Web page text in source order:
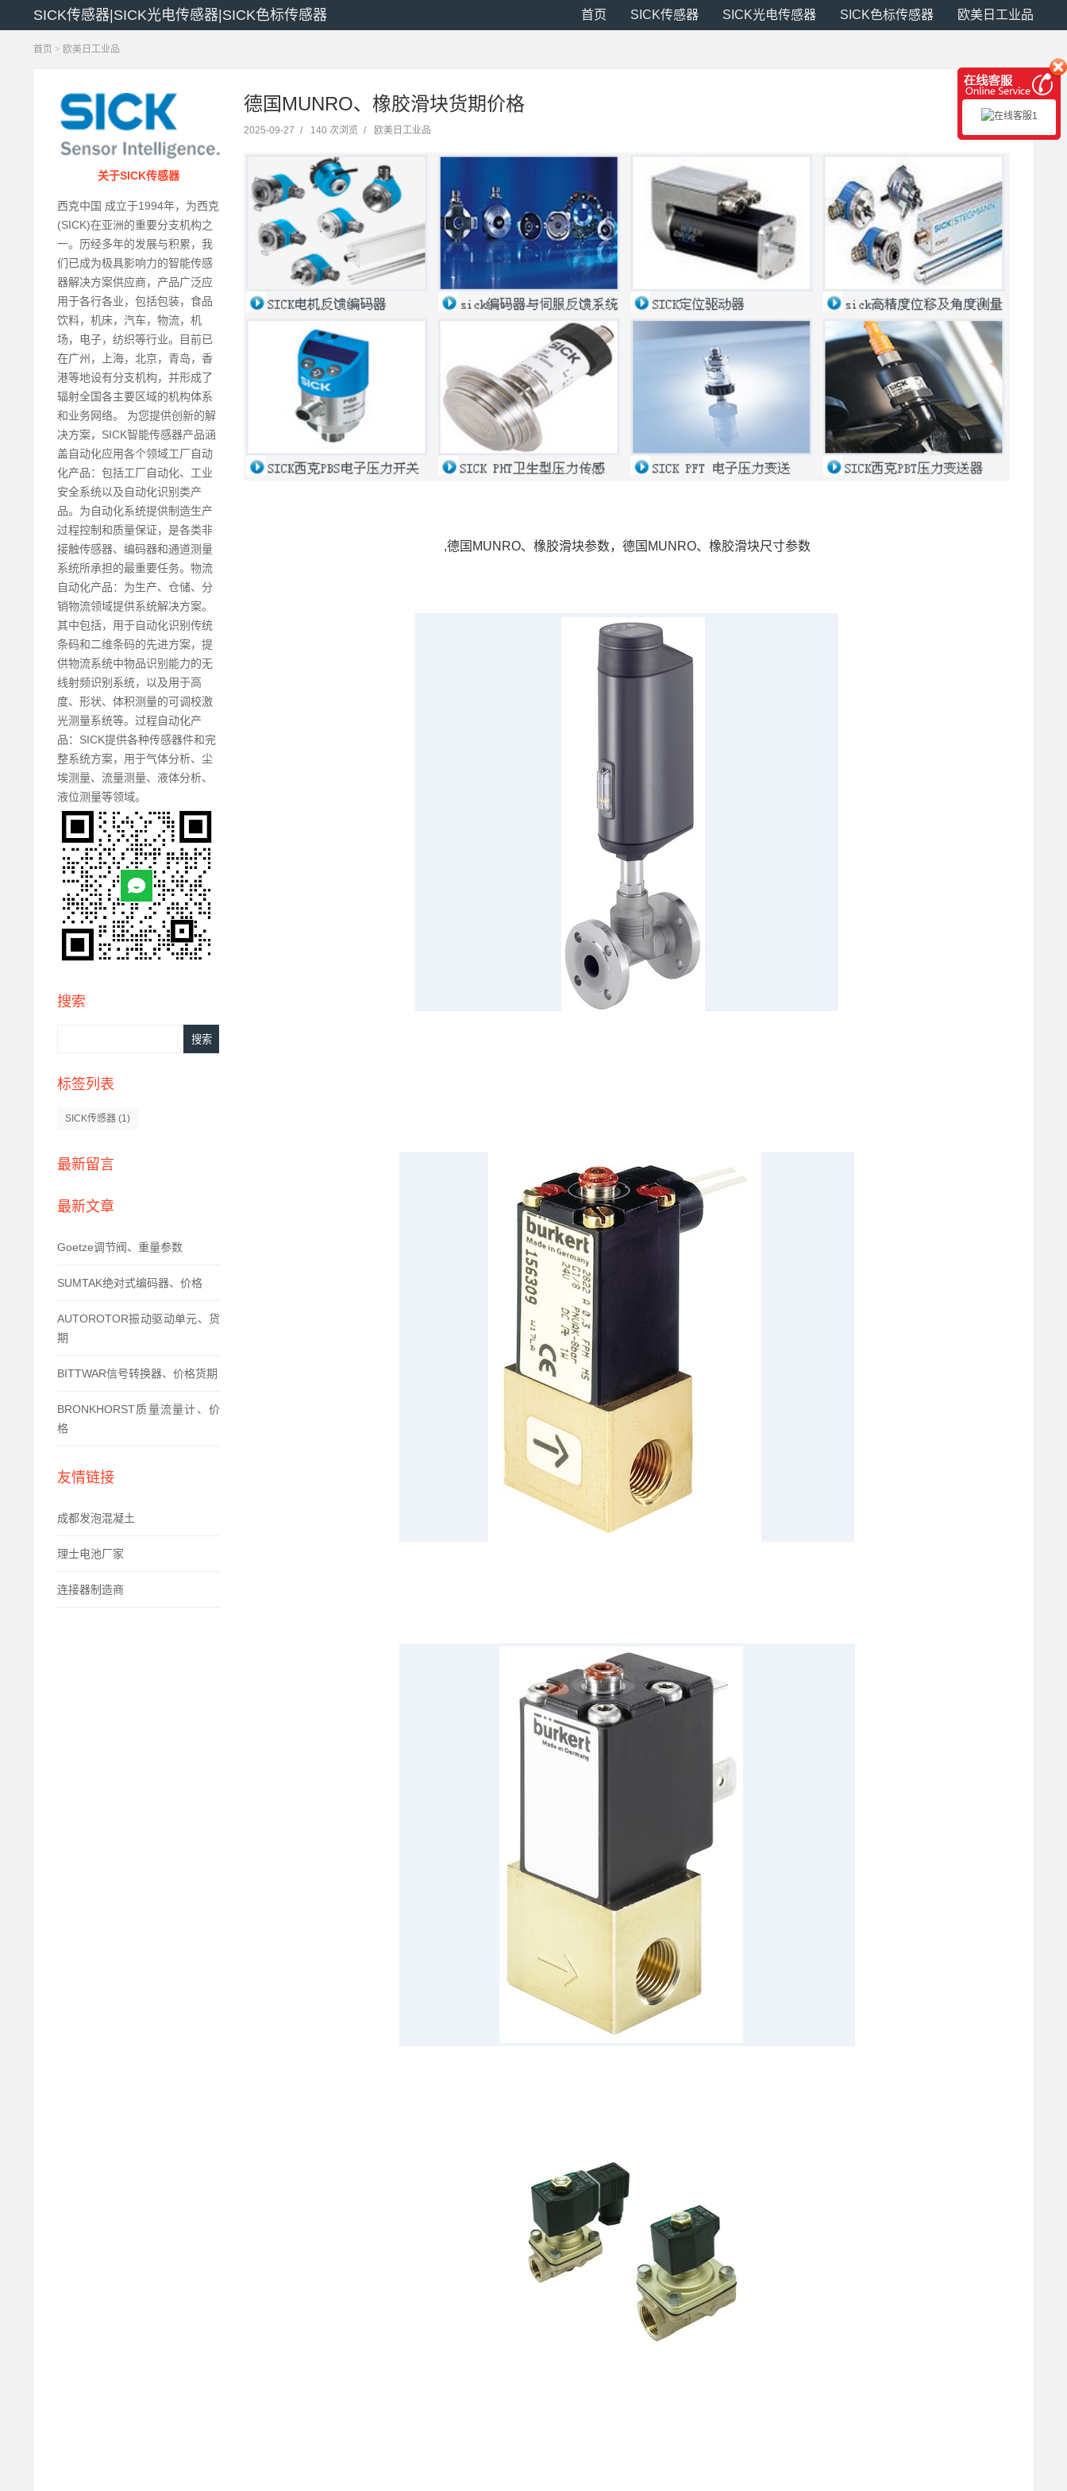
SICK传感器|SICK光电传感器|SICK色标传感器 首页 SICK传感器 SICK光电传感器 SICK色标传感器 欧美日工业品
首页 > 欧美日工业品
关于SICK传感器
西克中国 成立于1994年，为西克
(SICK)在亚洲的重要分支机构之
一。历经多年的发展与积累，我
们已成为极具影响力的智能传感
器解决方案供应商，产品广泛应
用于各行各业，包括包装，食品
饮料，机床，汽车，物流，机
场，电子，纺织等行业。目前已
在广州，上海，北京，青岛，香
港等地设有分支机构，并形成了
辐射全国各主要区域的机构体系
和业务网络。 为您提供创新的解
决方案，SICK智能传感器产品涵
盖自动化应用各个领域工厂自动
化产品：包括工厂自动化、工业
安全系统以及自动化识别类产
品。为自动化系统提供制造生产
过程控制和质量保证，是各类非
接触传感器、编码器和通道测量
系统所承担的最重要任务。物流
自动化产品：为生产、仓储、分
销物流领域提供系统解决方案。
其中包括，用于自动化识别传统
条码和二维条码的先进方案，提
供物流系统中物品识别能力的无
线射频识别系统，以及用于高
度、形状、体积测量的可调校激
光测量系统等。过程自动化产
品：SICK提供各种传感器件和完
整系统方案，用于气体分析、尘
埃测量、流量测量、液体分析、
液位测量等领域。
搜索
标签列表
SICK传感器 (1)
最新留言
最新文章
Goetze调节阀、重量参数
SUMTAK绝对式编码器、价格
AUTOROTOR振动驱动单元、货
期
BITTWAR信号转换器、价格货期
BRONKHORST质量流量计、价
格
友情链接
成都发泡混凝土
理士电池厂家
连接器制造商
德国MUNRO、橡胶滑块货期价格
2025-09-27 / 140 次浏览 / 欧美日工业品
,德国MUNRO、橡胶滑块参数，德国MUNRO、橡胶滑块尺寸参数